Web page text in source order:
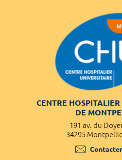
CENTRE
DE
191 av. du
34295
Contacter